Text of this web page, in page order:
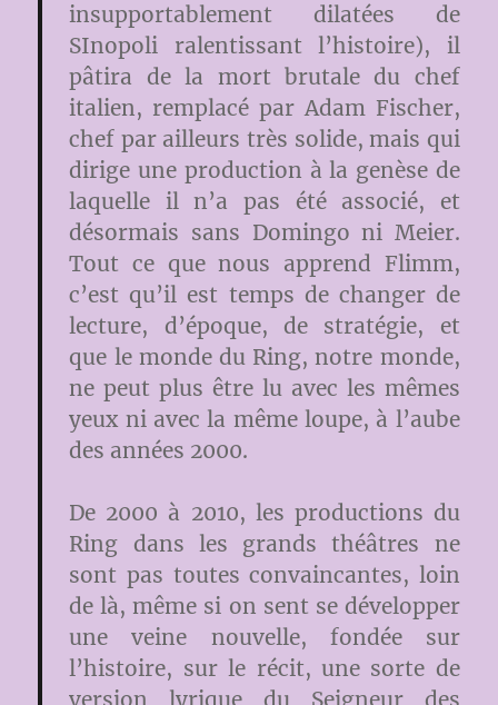
insupportablement dilatées de
SInopoli ralentissant l’histoire), il
pâtira de la mort brutale du chef
italien, remplacé par Adam Fischer,
chef par ailleurs très solide, mais qui
dirige une production à la genèse de
laquelle il n’a pas été associé, et
désormais sans Domingo ni Meier.
Tout ce que nous apprend Flimm,
c’est qu’il est temps de changer de
lecture, d’époque, de stratégie, et
que le monde du Ring, notre monde,
ne peut plus être lu avec les mêmes
yeux ni avec la même loupe, à l’aube
des années 2000.
De 2000 à 2010, les productions du
Ring dans les grands théâtres ne
sont pas toutes convaincantes, loin
de là, même si on sent se développer
une veine nouvelle, fondée sur
l’histoire, sur le récit, une sorte de